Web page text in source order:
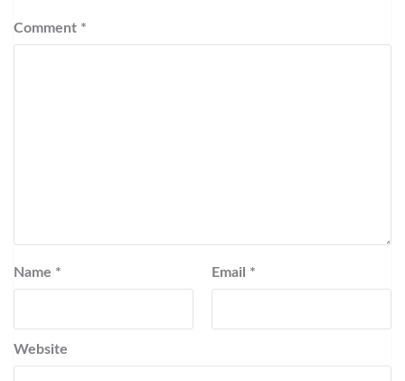
Comment *
Name * Email *
Website